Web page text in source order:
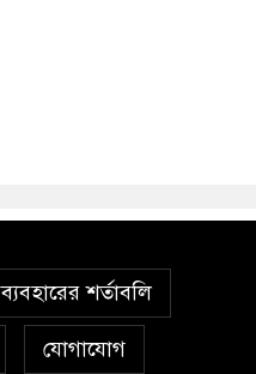
ব্যবহারের শর্তাবলি
যোগাযোগ